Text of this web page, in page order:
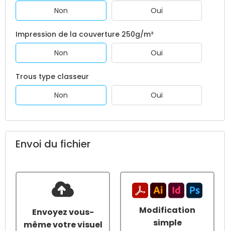
Non Oui
Impression de la couverture 250g/m²
Non
Oui
Trous type classeur
Non
Oui
Envoi du fichier
Envoyez vous-
même votre visuel
Modification
simple